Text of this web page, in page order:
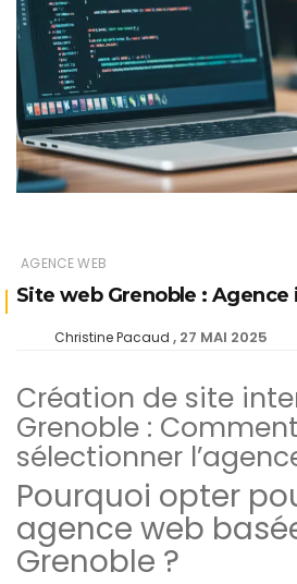
AGENCE WEB
Site web Grenoble : Agence
Christine Pacaud 27 MAI 2025
Création de site
Grenoble : Comment
sélectionner
Pourquoi opter
agence web
Grenoble ?